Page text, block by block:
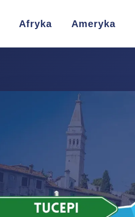
Afryka Ameryka